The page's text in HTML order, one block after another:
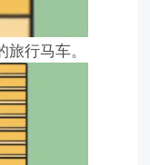
行马车。